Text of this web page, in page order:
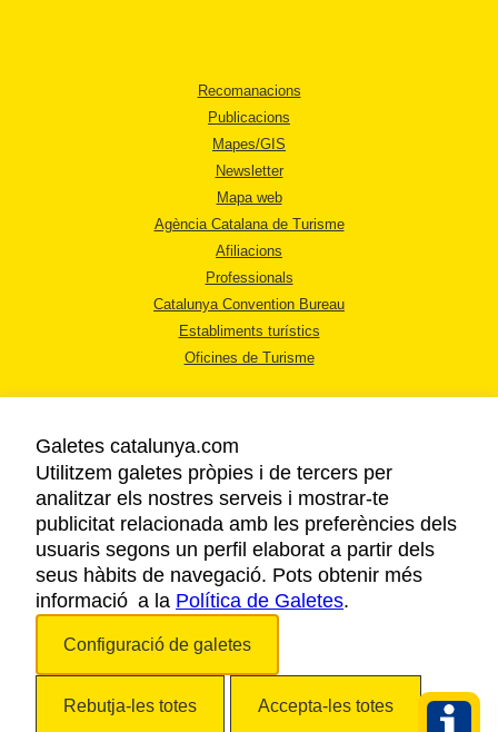
Recomanacions
Publicacions
Mapes/GIS
Newsletter
Mapa web
Agència Catalana de Turisme
Afiliacions
Professionals
Catalunya Convention Bureau
Establiments turístics
Oficines de Turisme
AVÍS LEGAL
POLÍTICA DE PRIVACITAT
COOKIES
ACCESSIBILITAT
Galetes catalunya.com
Utilitzem galetes pròpies i de tercers per
analitzar els nostres serveis i mostrar-te
publicitat relacionada amb les preferències dels
usuaris segons un perfil elaborat a partir dels
seus hàbits de navegació. Pots obtenir més
informació a la Política de Galetes.
Configuració de galetes
Rebutja-les totes Accepta-les totes